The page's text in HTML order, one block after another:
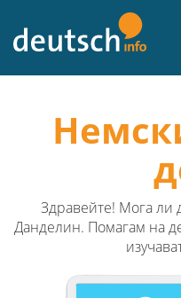
съдържанието
Здравейте! Мога ли
Данделин. Помагам на
Previous